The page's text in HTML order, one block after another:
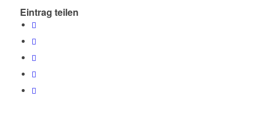
Eintrag teilen